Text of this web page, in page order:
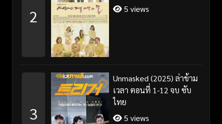
2
5 views
3
Unmasked (2025) ล่าข้าม
เวลา ตอนที่ 1-12 จบ ซับ
ไทย
5 views